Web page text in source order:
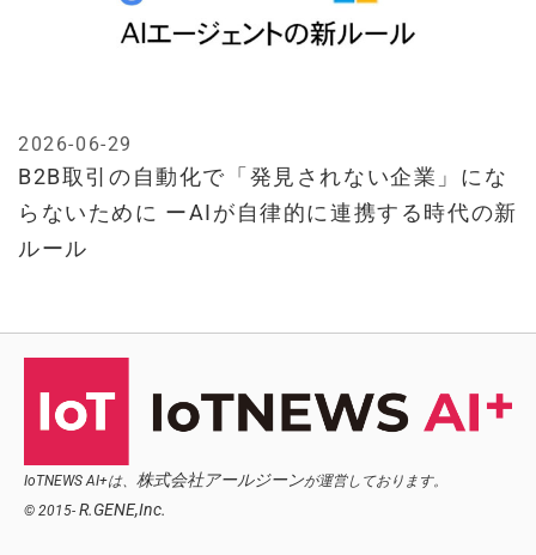
B2B取引の自動化で「発見されない企業」にな
らないために ーAIが自律的に連携する時代の新
ルール
2026-06-29
IoTNEWS AI+は、 株式会社アールジーンが運営しております。
© 2015- R.GENE,Inc.